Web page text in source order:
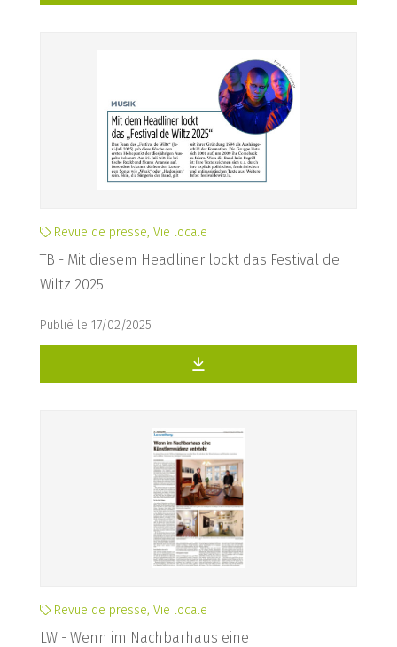
Revue de presse, Vie locale
TB - Mit diesem Headliner lockt das Festival de
Wiltz 2025
Publié le 17/02/2025
Revue de presse, Vie locale
LW - Wenn im Nachbarhaus eine